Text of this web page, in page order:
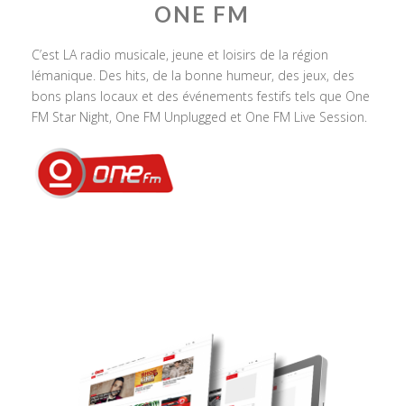
ONE FM
C’est LA radio musicale, jeune et loisirs de la région
lémanique. Des hits, de la bonne humeur, des jeux, des
bons plans locaux et des événements festifs tels que One
FM Star Night, One FM Unplugged et One FM Live Session.